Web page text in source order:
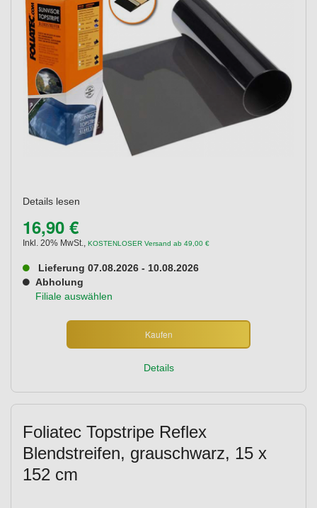
Details lesen
16,90 €
Inkl. 20% MwSt., KOSTENLOSER Versand ab 49,00 €
Lieferung 07.08.2026 - 10.08.2026
Abholung
Filiale auswählen
Kaufen
Details
Foliatec Topstripe Reflex
Blendstreifen, grauschwarz, 15 x
152 cm